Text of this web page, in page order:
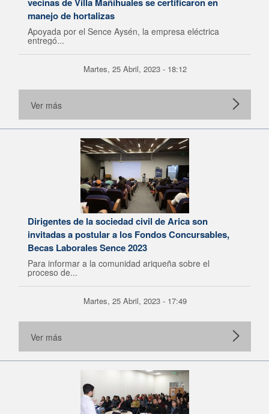
manejo de hortalizas
Apoyada por el Sence Aysén, la empresa eléctrica
entregó...
Martes, 25 Abril, 2023 - 18:12
Ver más
Dirigentes de la sociedad civil de Arica son
invitadas a postular a los Fondos Concursables,
Becas Laborales Sence 2023
Para informar a la comunidad ariqueña sobre el
proceso de...
Martes, 25 Abril, 2023 - 17:49
Ver más